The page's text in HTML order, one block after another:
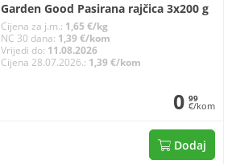
Garden Good Pasirana rajčica 3x200 g
Cijena za j.m.: 1,65 €/kg
NC 30 dana: 1,39 €/kom
Vrijedi do: 11.08.2026
Cijena 28.07.2026.: 1,39 €/kom
0 99
€/kom
Dodaj